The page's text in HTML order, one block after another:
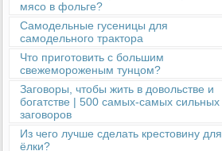
мясо в фольге?
Cамодельные гусеницы для
самодельного трактора
Что приготовить с большим
свежемороженым тунцом?
Заговоры, чтобы жить в довольстве и
богатстве | 500 самых-самых сильных
заговоров
Из чего лучше сделать крестовину для
ёлки?